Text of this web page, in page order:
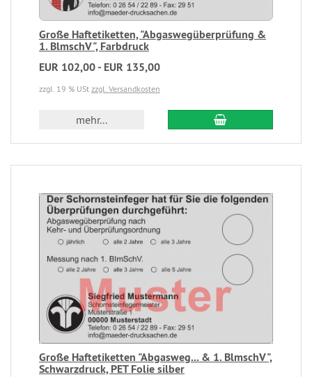
Große Haftetiketten, "Abgaswegüberprüfung &
1. BlmschV", Farbdruck
EUR 102,00 - EUR 135,00
zzgl. 19 % USt zzgl. Versandkosten
mehr...
Große Haftetiketten "Abgasweg... & 1. BlmschV",
Schwarzdruck, PET Folie silber